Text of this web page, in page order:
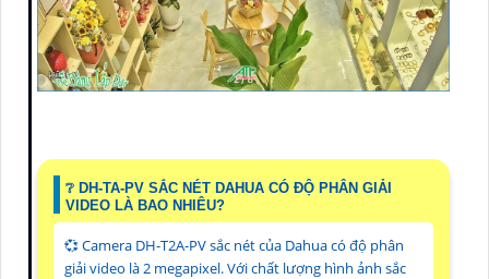
❔ DH-TA-PV SẮC NÉT DAHUA CÓ ĐỘ PHÂN GIẢI
VIDEO LÀ BAO NHIÊU?
💞 Camera DH-T2A-PV sắc nét của Dahua có độ phân
giải video là 2 megapixel. Với chất lượng hình ảnh sắc